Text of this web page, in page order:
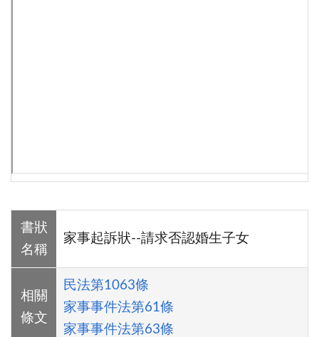
書狀
名稱
家事起訴狀--請求否認婚生子女
相關
條文
民法第1063條
家事事件法第61條
家事事件法第63條